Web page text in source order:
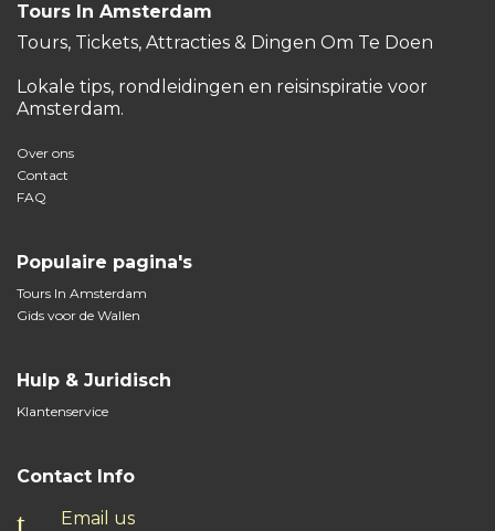
Tours In Amsterdam
Tours, Tickets, Attracties & Dingen Om Te Doen
Lokale tips, rondleidingen en reisinspiratie voor
Amsterdam.
Over ons
Contact
FAQ
Populaire pagina's
Tours In Amsterdam
Gids voor de Wallen
Hulp & Juridisch
Klantenservice
Contact Info
Email us